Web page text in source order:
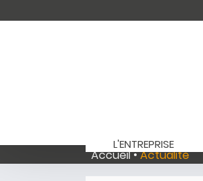
L'ENTREPRISE
Accueil Actualité